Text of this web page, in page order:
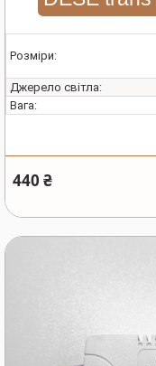
Розміри:
Джерело світла:
Вага:
440 ₴